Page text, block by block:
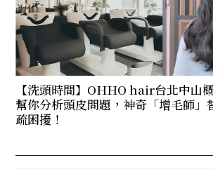
【洗頭時間】OHHO hair台北中山
幫你分析頭皮問題，神奇「增毛師」
疏困擾！